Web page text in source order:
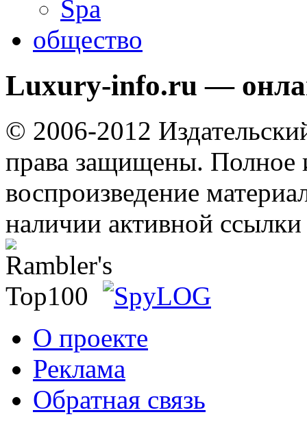
Spa
общество
Luxury-info.ru —
© 2006-2012
права защищены. Полное
воспроизведение
наличии активной ссылки
О проекте
Реклама
Обратная связь